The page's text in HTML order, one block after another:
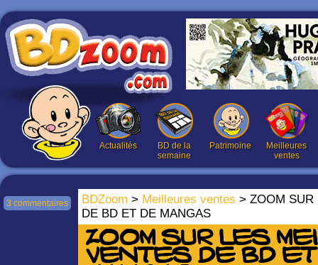
Actualités
BD de la
semaine
Patrimoine
Meilleures
ventes
BDZoom > Meilleures ventes > ZOOM SUR
DE BD ET DE MANGAS
3 commentaires
ZOOM SUR LES
VENTES DE BD